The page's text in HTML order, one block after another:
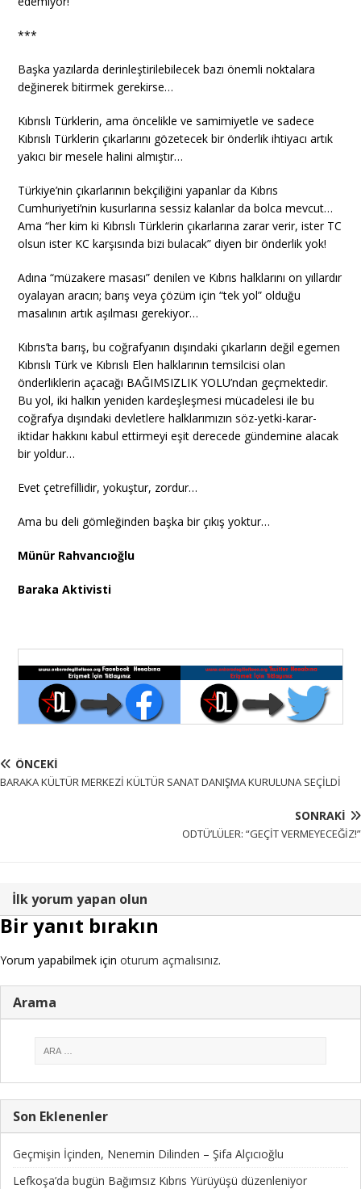
***
Başka yazılarda derinleştirilebilecek bazı önemli noktalara
değinerek bitirmek gerekirse…
Kıbrıslı Türklerin, ama öncelikle ve samimiyetle ve sadece
Kıbrıslı Türklerin çıkarlarını gözetecek bir önderlik ihtiyacı artık
yakıcı bir mesele halini almıştır…
Türkiye’nin çıkarlarının bekçiliğini yapanlar da Kıbrıs
Cumhuriyeti’nin kusurlarına sessiz kalanlar da bolca mevcut…
Ama “her kim ki Kıbrıslı Türklerin çıkarlarına zarar verir, ister TC
olsun ister KC karşısında bizi bulacak” diyen bir önderlik yok!
Adına “müzakere masası” denilen ve Kıbrıs halklarını on yıllardır
oyalayan aracın; barış veya çözüm için “tek yol” olduğu
masalının artık aşılması gerekiyor…
Kıbrıs’ta barış, bu coğrafyanın dışındaki çıkarların değil egemen
Kıbrıslı Türk ve Kıbrıslı Elen halklarının temsilcisi olan
önderliklerin açacağı BAĞIMSIZLIK YOLU’ndan geçmektedir.
Bu yol, iki halkın yeniden kardeşleşmesi mücadelesi ile bu
coğrafya dışındaki devletlere halklarımızın söz-yetki-karar-
iktidar hakkını kabul ettirmeyi eşit derecede gündemine alacak
bir yoldur…
Evet çetrefillidir, yokuştur, zordur…
Ama bu deli gömleğinden başka bir çıkış yoktur…
Münür Rahvancıoğlu
Baraka Aktivisti
ÖNCEKI
BARAKA KÜLTÜR MERKEZİ KÜLTÜR SANAT DANIŞMA KURULUNA SEÇİLDİ
SONRAKI
ODTÜ’LÜLER: “GEÇİT VERMEYECEĞİZ!”
İlk yorum yapan olun
Bir yanıt bırakın
Yorum yapabilmek için oturum açmalısınız.
Arama
Son Eklenenler
Geçmişin İçinden, Nenemin Dilinden – Şifa Alçıcıoğlu
Lefkoşa’da bugün Bağımsız Kıbrıs Yürüyüşü düzenleniyor